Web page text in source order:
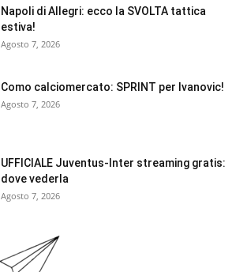
Napoli di Allegri: ecco la SVOLTA tattica
estiva!
Agosto 7, 2026
Como calciomercato: SPRINT per Ivanovic!
Agosto 7, 2026
UFFICIALE Juventus-Inter streaming gratis:
dove vederla
Agosto 7, 2026